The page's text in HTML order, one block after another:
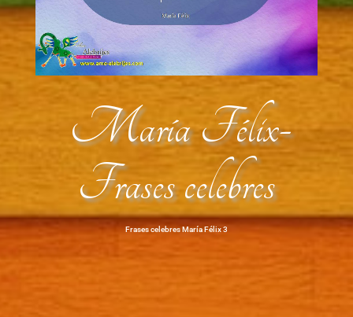
María Félix-
Frases celebres
Frases celebres María Félix 3